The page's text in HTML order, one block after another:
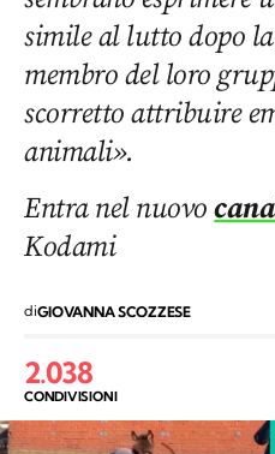
simile al lutto dopo
membro del loro
scorretto attribuire
animali».
Entra nel nuovo
Kodami
diGIOVANNA SCOZZESE
2.038
CONDIVISIONI